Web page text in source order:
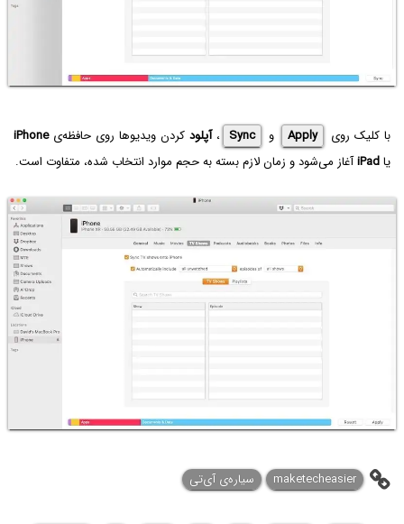
با کلیک روی Apply و Sync ،آپلود کردن ویدیوها روی حافظه‌یiPhone
یاiPadآغاز می‌شود و زمان لازم بسته به حجم موارد انتخاب شده، متفاوت است.
maketecheasier سیاره‌ی ‌آی‌تی